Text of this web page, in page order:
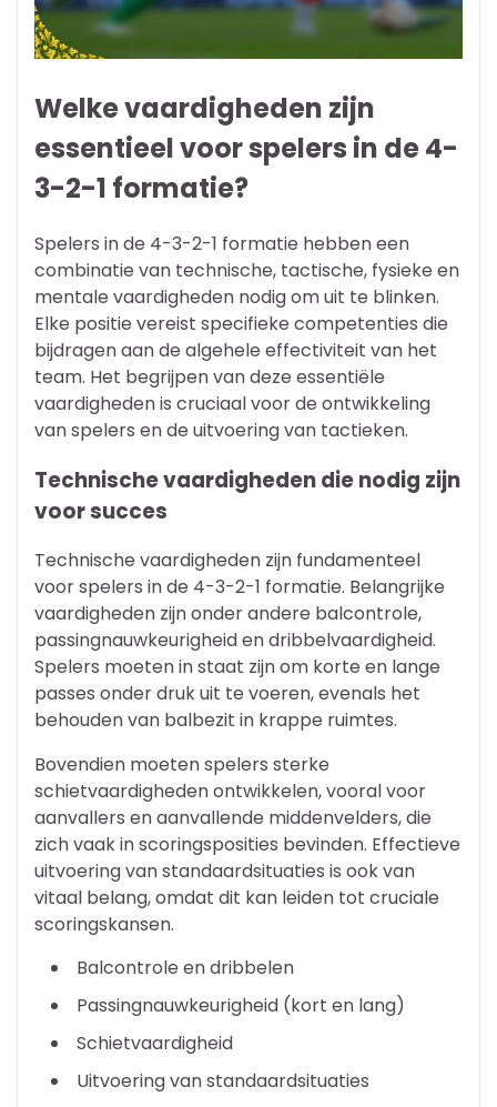
Welke vaardigheden zijn
essentieel voor spelers in de 4-
3-2-1 formatie?
Spelers in de 4-3-2-1 formatie hebben een
combinatie van technische, tactische, fysieke en
mentale vaardigheden nodig om uit te blinken.
Elke positie vereist specifieke competenties die
bijdragen aan de algehele effectiviteit van het
team. Het begrijpen van deze essentiële
vaardigheden is cruciaal voor de ontwikkeling
van spelers en de uitvoering van tactieken.
Technische vaardigheden die nodig zijn
voor succes
Technische vaardigheden zijn fundamenteel
voor spelers in de 4-3-2-1 formatie. Belangrijke
vaardigheden zijn onder andere balcontrole,
passingnauwkeurigheid en dribbelvaardigheid.
Spelers moeten in staat zijn om korte en lange
passes onder druk uit te voeren, evenals het
behouden van balbezit in krappe ruimtes.
Bovendien moeten spelers sterke
schietvaardigheden ontwikkelen, vooral voor
aanvallers en aanvallende middenvelders, die
zich vaak in scoringsposities bevinden. Effectieve
uitvoering van standaardsituaties is ook van
vitaal belang, omdat dit kan leiden tot cruciale
scoringskansen.
Balcontrole en dribbelen
Passingnauwkeurigheid (kort en lang)
Schietvaardigheid
Uitvoering van standaardsituaties